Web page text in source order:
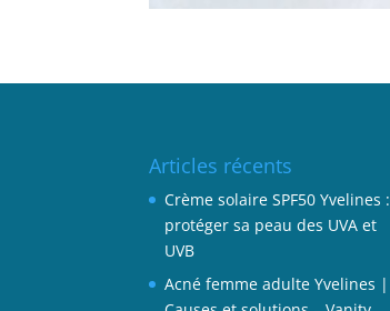
Articles récents
Crème solaire SPF50 Yvelines :
protéger sa peau des UVA et
UVB
Acné femme adulte Yvelines |